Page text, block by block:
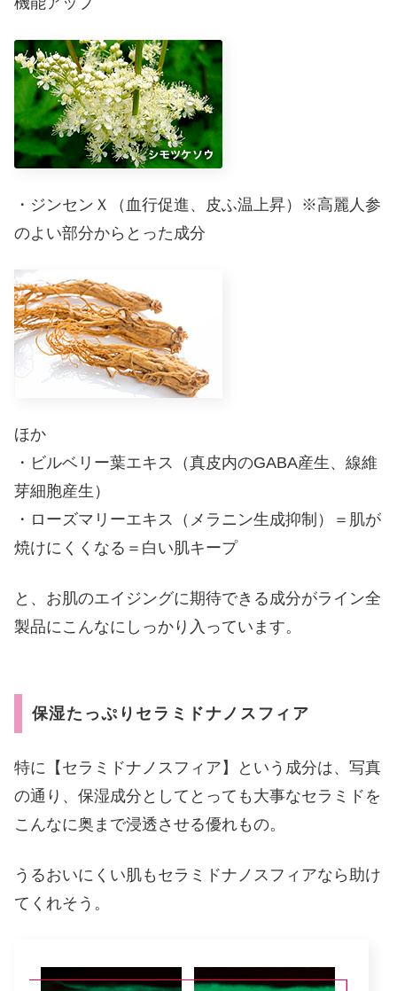
・ジンセンＸ（血行促進、皮ふ温上昇）※高麗人参
のよい部分からとった成分
ほか
・ビルベリー葉エキス（真皮内のGABA産生、線維
芽細胞産生）
・ローズマリーエキス（メラニン生成抑制）＝肌が
焼けにくくなる＝白い肌キープ
と、お肌のエイジングに期待できる成分がライン全
製品にこんなにしっかり入っています。
保湿たっぷりセラミドナノスフィア
特に【セラミドナノスフィア】という成分は、写真
の通り、保湿成分としてとっても大事なセラミドを
こんなに奥まで浸透させる優れもの。
うるおいにくい肌もセラミドナノスフィアなら助け
てくれそう。